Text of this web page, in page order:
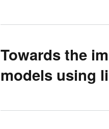
Towards the
models using